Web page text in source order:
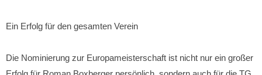
Ein Erfolg für den gesamten Verein
Die Nominierung zur Europameisterschaft ist nicht nur ein großer